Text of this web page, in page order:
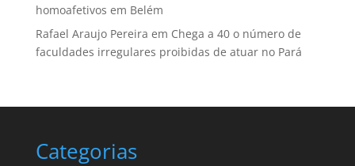
homoafetivos em Belém
Rafael Araujo Pereira em Chega a 40 o número de
faculdades irregulares proibidas de atuar no Pará
Categorias